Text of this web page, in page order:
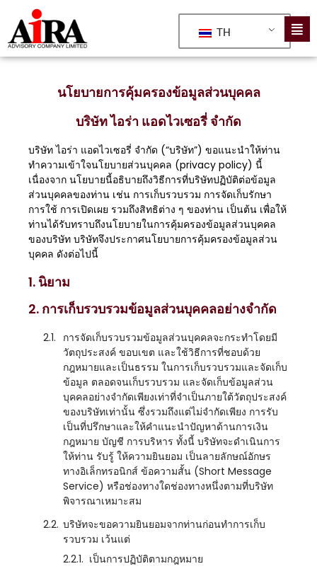
TH
นโยบายการคุ้มครองข้อมูลส่วนบุคคล
บริษัท ไอร่า แอดไวเซอรี่ จำกัด
บริษัท ไอร่า แอดไวเซอรี่ จำกัด (“บริษัท”) ขอแนะนำให้ท่าน
ทำความเข้าใจนโยบายส่วนบุคคล (privacy policy) นี้
เนื่องจาก นโยบายนี้อธิบายถึงวิธีการที่บริษัทปฏิบัติต่อข้อมูล
ส่วนบุคคลของท่าน เช่น การเก็บรวบรวม การจัดเก็บรักษา
การใช้ การเปิดเผย รวมถึงสิทธิต่าง ๆ ของท่าน เป็นต้น เพื่อให้
ท่านได้รับทราบถึงนโยบายในการคุ้มครองข้อมูลส่วนบุคคล
ของบริษัท บริษัทจึงประกาศนโยบายการคุ้มครองข้อมูลส่วน
บุคคล ดังต่อไปนี้
1. นิยาม
2. การเก็บรวบรวมข้อมูลส่วนบุคคลอย่างจำกัด
2.1. การจัดเก็บรวบรวมข้อมูลส่วนบุคคลจะกระทำโดยมี
วัตถุประสงค์ ขอบเขต และใช้วิธีการที่ชอบด้วย
กฎหมายและเป็นธรรม ในการเก็บรวบรวมและจัดเก็บ
ข้อมูล ตลอดจนเก็บรวบรวม และจัดเก็บข้อมูลส่วน
บุคคลอย่างจำกัดเพียงเท่าที่จำเป็นภายใต้วัตถุประสงค์
ของบริษัทเท่านั้น ซึ่งรวมถึงแต่ไม่จำกัดเพียง การรับ
เป็นที่ปรึกษาและให้คำแนะนำปัญหาด้านการเงิน
กฎหมาย บัญชี การบริหาร ทั้งนี้ บริษัทจะดำเนินการ
ให้ท่าน รับรู้ ให้ความยินยอม เป็นลายลักษณ์อักษร
ทางอิเล็กทรอนิกส์ ข้อความสั้น (Short Message
Service) หรือช่องทางใดช่องทางหนึ่งตามที่บริษัท
พิจารณาเหมาะสม
2.2. บริษัทจะขอความยินยอมจากท่านก่อนทำการเก็บ
รวบรวม เว้นแต่
2.2.1. เป็นการปฏิบัติตามกฎหมาย